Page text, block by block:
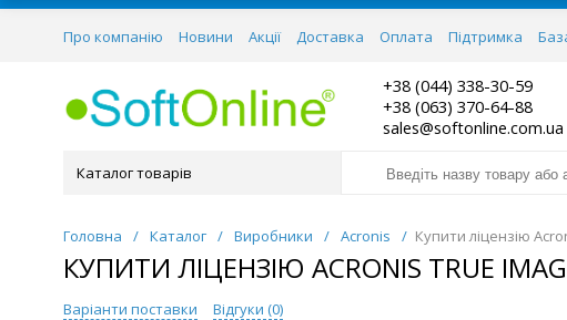
Про компанію Новини Акції Доставка Оплата Підтримка
+38 (044) 338-30-59
+38 (063) 370-64-88
sales@softonline.com.ua
Каталог товарів
Головна / Каталог / Виробники / Acronis / Купити ліцензію
КУПИТИ ЛІЦЕНЗІЮ ACRONIS TRUE
Варіанти поставки Відгуки (0)